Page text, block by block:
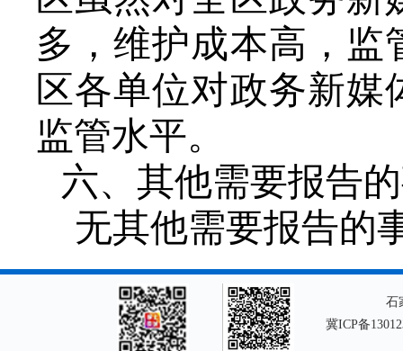
多，维护成本高，监
区各单位对政务新
监管水平。
六、其他需要报告
无其他需要报告的